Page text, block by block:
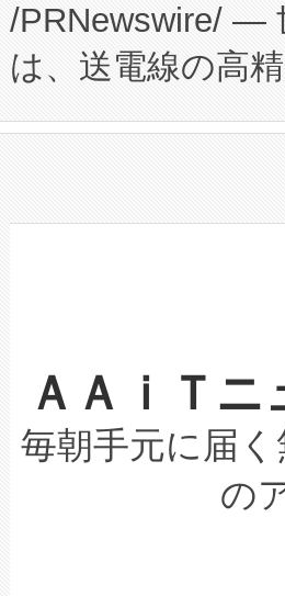
プログラムには
に関する技術移
構造化トレーニ
上げおよび商用
設備整備および
加組織は、
選定された製品
取得できる可能
設には、3億～4
最高経営責任者
す。「当社の
ームを利用すれ
きます。この効
た。 Voltaiq独自
定、統合、導入
安全性を追跡し
増加しているデ
る電力網に大き
事業者の負担軽
系統連系を迅速
限を超えて利用
持できるよう貢
ービスレベル契
テリー性能の劣
念は、現在デー
ます。 Voltaiq
/PRNewswire/ —
は、送電線の高
や穀物倉庫にお
リューション「
したAvia 2は、
狭視野のFOVを
ケーブル、枝な
なレーザースポ
な環境下でも豊
キロメートル範
LiDAR for
は1535 nmレー
イズの小径化を
ＡＡｉＴ
毎朝手元に届
の